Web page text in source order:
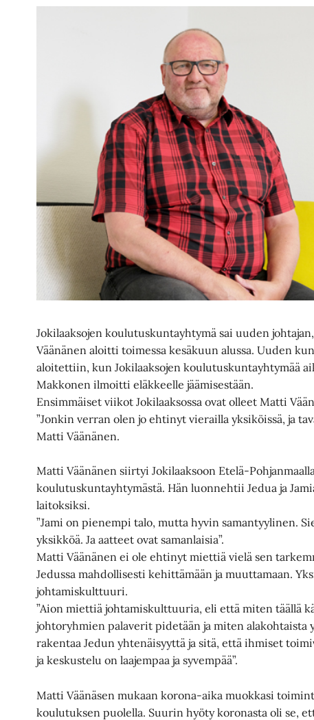
Jokilaaksojen koulutuskuntayhtymä sai uuden
Väänänen aloitti toimessa kesäkuun alussa. Uuden
aloitettiin, kun Jokilaaksojen koulutuskuntayhtymää
Makkonen ilmoitti eläkkeelle jäämisestään.
Ensimmäiset viikot Jokilaaksossa ovat olleet Matti
”Jonkin verran olen jo ehtinyt vierailla yksiköissä, ja
Matti Väänänen.
Matti Väänänen siirtyi Jokilaaksoon Etelä-
koulutuskuntayhtymästä. Hän luonnehtii Jedua ja
laitoksiksi.
”Jami on pienempi talo, mutta hyvin samantyylinen.
yksikköä. Ja aatteet ovat samanlaisia”.
Matti Väänänen ei ole ehtinyt miettiä vielä sen
Jedussa mahdollisesti kehittämään ja muuttamaan.
johtamiskulttuuri.
”Aion miettiä johtamiskulttuuria, eli että miten täällä
johtoryhmien palaverit pidetään ja miten alakohtaista
rakentaa Jedun yhtenäisyyttä ja sitä, että ihmiset
ja keskustelu on laajempaa ja syvempää”.
Matti Väänäsen mukaan korona-aika muokkasi
koulutuksen puolella. Suurin hyöty koronasta oli se,